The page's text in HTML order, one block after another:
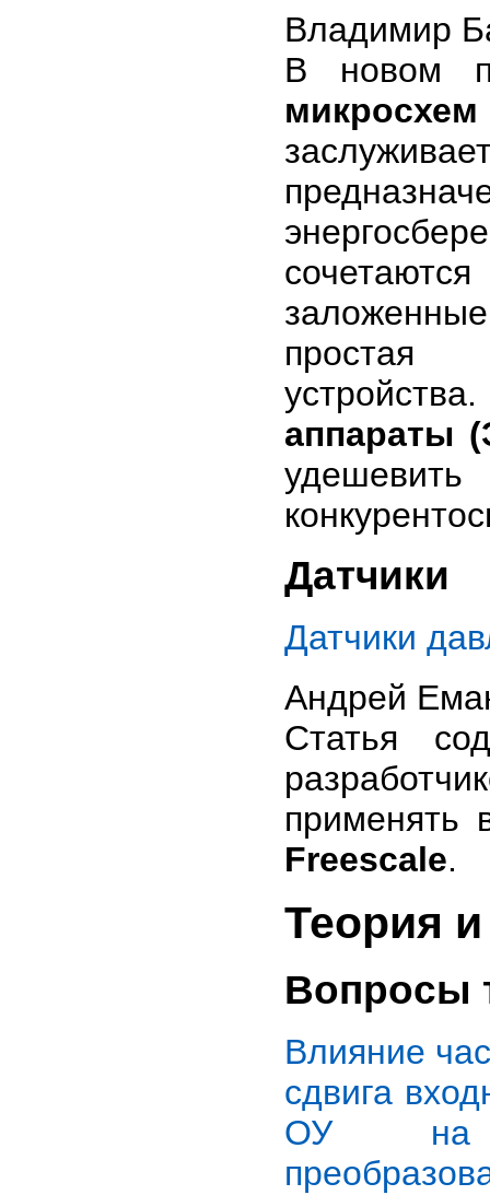
Владимир
В новом
микросхем
простая
аппараты
Датчики
Датчики
Андрей
Cтатья
применять
Freescale.
Теория
Вопросы
Влияние
сдвига
ОУ на